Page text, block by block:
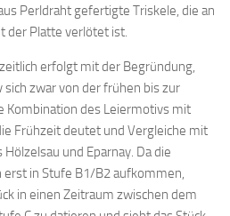
Perldraht gefertigte Triskele, die an
der Platte verlötet ist.
erfolgt mit der Begründung,
zwar von der frühen bis zur
Kombination des Leiermotivs mit
Frühzeit deutet und Vergleiche mit
und Eparnay. Da die
in Stufe B1/B2 aufkommen,
in einen Zeitraum zwischen dem